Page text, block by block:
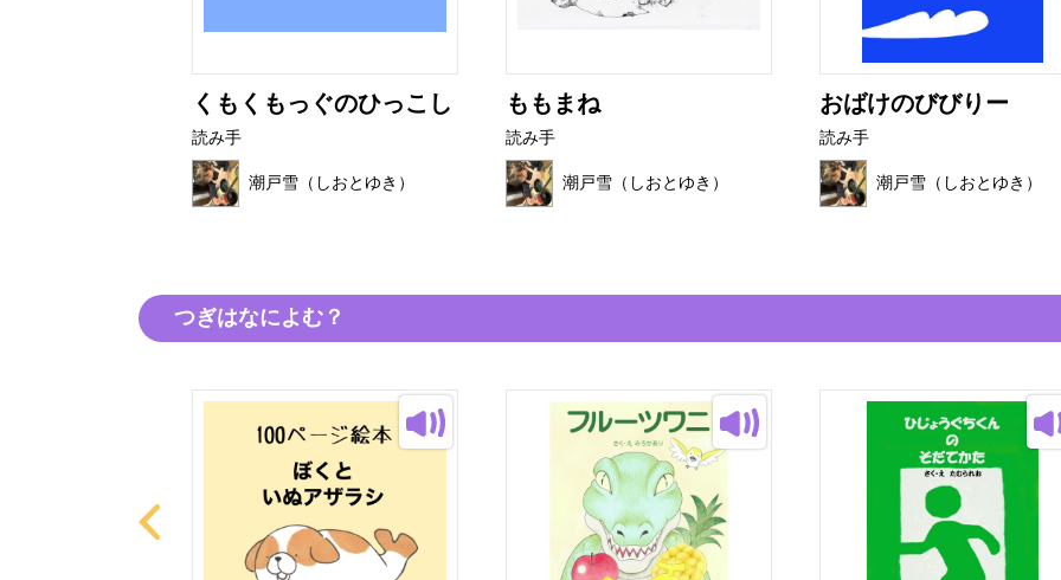
くもくもっぐのひっこし
読み手
潮戸雪（しおとゆき）
ももまね
読み手
潮戸雪（しおとゆき）
おばけのびびりー
読み手
潮戸雪（しおとゆき）
つぎはなによむ？